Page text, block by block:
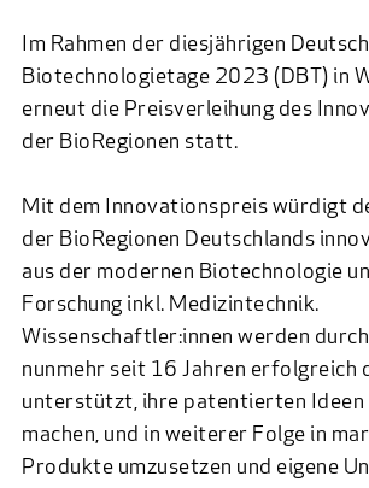
Im Rahmen der diesjährigen
Biotechnologietage 2023 (DBT) in
erneut die Preisverleihung des
der BioRegionen statt.
Mit dem Innovationspreis würdigt
der BioRegionen Deutschlands
aus der modernen Biotechnologie
Forschung inkl. Medizintechnik.
Wissenschaftler:innen werden
nunmehr seit 16 Jahren erfolgreich
unterstützt, ihre patentierten Ideen
machen, und in weiterer Folge in
Produkte umzusetzen und eigene